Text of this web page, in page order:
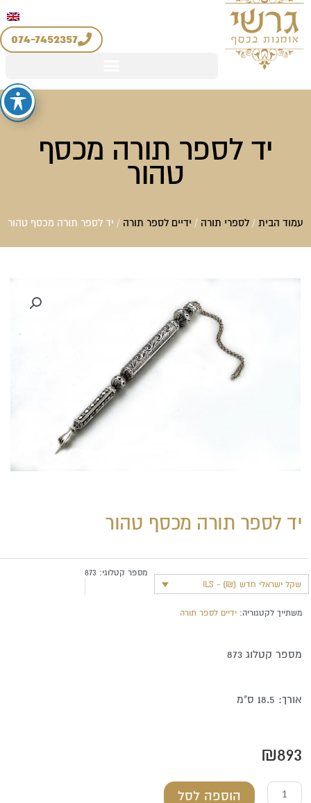
074-7452357
יד לספר תורה מכסף
טהור
עמוד הבית/ לספרי תורה/ ידיים לספר תורה/ יד לספר תורה מכסף טהור
יד לספר תורה מכסף טהור
שקל ישראלי חדש (₪) - ILS
מספר קטלוגי:873
משתייך לקטגוריה: ידיים לספר תורה
מספר קטלוג 873
אורך: 18.5 ס"מ
₪893
הוספה לסל